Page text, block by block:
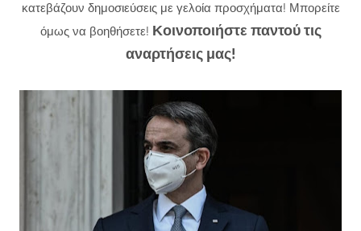
κατεβάζουν δημοσιεύσεις με γελοία προσχήματα! Μπορείτε
όμως να βοηθήσετε! Κοινοποιήστε παντού τις
αναρτήσεις μας!